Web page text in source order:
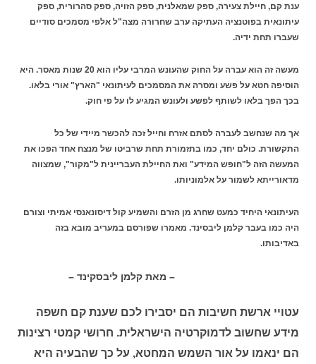
ענת קם, חיילת צעירה, ספק שמאלנית, ספק הזויה, ספק סהרורית, ספק
עיתונאית בפוטנציה העתיקה ערב שחרורה מצה"ל אלפי מסמכים סודיים
שעברו תחת ידיה.
מעשה זה הוא עברה על החוק שהעונש המרבי עליו הוא 20 שנות מאסר. היא
הוסיפה חטא על פשע ומסרה את המסמכים לעיתונאי "הארץ" אורי בלאו.
בכך הפך בלאו לשותף לפשע ולעונש המגיע לו על פי חוק.
אך מה שנחשב לעברה לסתם אזרח וחייל זכה להכשר מיידי של כל
התקשורת. כולם יחד, כמו בתזמורת תחת שרביטו של מנצח אחד הפכו את
המעשה הזה ל"חופש המידע" ואת החיילת העבריינית ל"מקור", שמצווה
מדאורייתא לשמור על אלמוניותו.
העיתונאי היחיד כמעט שחרג מן הזרם והשמיע קול דיסונאנסי אמיתי וצורם
היה כמו בעבר קלמן ליבסינד. מאמרו שפורסם במעריב מובא בזה
באדיבותו.
– מאת קלמן ליבסקינד –
עטויי ארשת חשיבות הם יסבירו לכם שענת קם חשפה
מידע שחשוב לדמוקרטיה הישראלית. חרושי קמטי רצינות
הם ינאמו על אור השמש המחטא, על כך שהבעיה היא